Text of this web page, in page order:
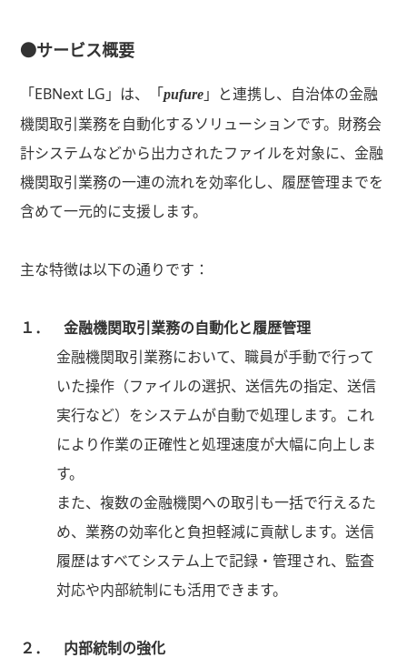
●サービス概要
「EBNext LG」は、「pufure」と連携し、自治体の金融
機関取引業務を自動化するソリューションです。財務会
計システムなどから出力されたファイルを対象に、金融
機関取引業務の一連の流れを効率化し、履歴管理までを
含めて一元的に支援します。
主な特徴は以下の通りです：
１． 金融機関取引業務の自動化と履歴管理
金融機関取引業務において、職員が手動で行って
いた操作（ファイルの選択、送信先の指定、送信
実行など）をシステムが自動で処理します。これ
により作業の正確性と処理速度が大幅に向上しま
す。
また、複数の金融機関への取引も一括で行えるた
め、業務の効率化と負担軽減に貢献します。送信
履歴はすべてシステム上で記録・管理され、監査
対応や内部統制にも活用できます。
２． 内部統制の強化